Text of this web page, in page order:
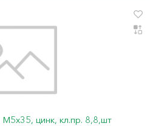
цинк, кл.пр. 8,8,шт